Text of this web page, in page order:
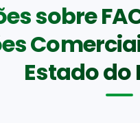
sobre
Estado do